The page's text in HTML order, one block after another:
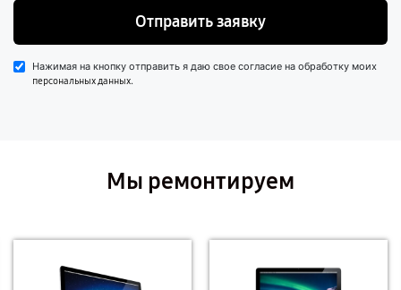
Отправить заявку
Нажимая на кнопку отправить я даю свое согласие на обработку моих
персональных данных.
Мы ремонтируем